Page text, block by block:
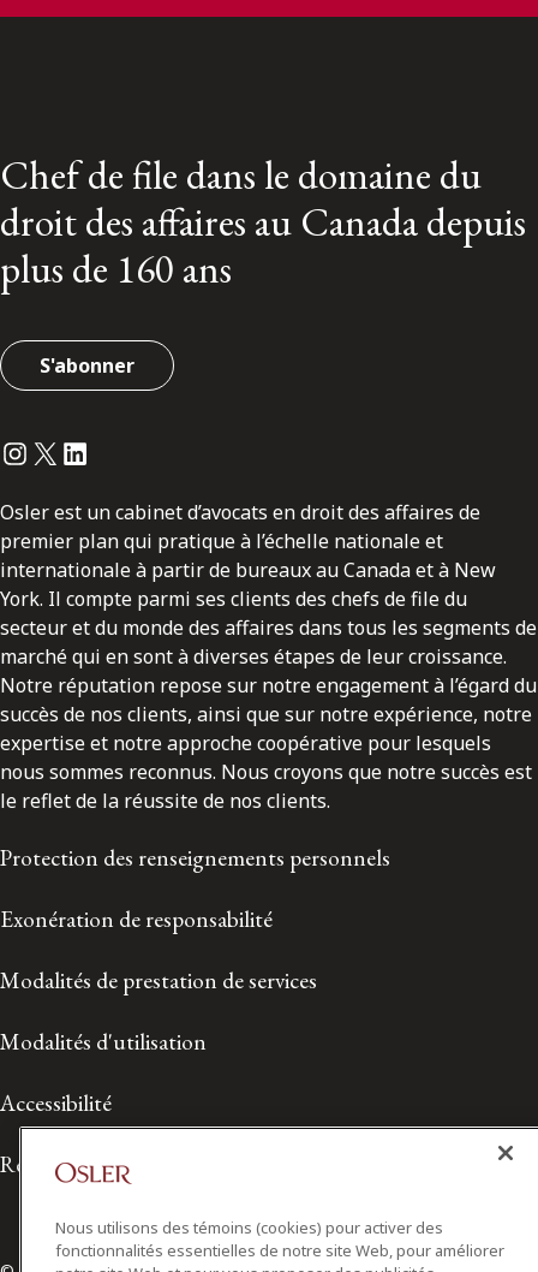
Chef de file dans le domaine du
droit des affaires au Canada depuis
plus de 160 ans
S'abonner
Instagram
Twitter
LinkedIn
Osler est un cabinet d’avocats en droit des affaires de
premier plan qui pratique à l’échelle nationale et
internationale à partir de bureaux au Canada et à New
York. Il compte parmi ses clients des chefs de file du
secteur et du monde des affaires dans tous les segments de
marché qui en sont à diverses étapes de leur croissance.
Notre réputation repose sur notre engagement à l’égard du
succès de nos clients, ainsi que sur notre expérience, notre
expertise et notre approche coopérative pour lesquels
nous sommes reconnus. Nous croyons que notre succès est
le reflet de la réussite de nos clients.
Protection des renseignements personnels
Exonération de responsabilité
Modalités de prestation de services
Modalités d'utilisation
Accessibilité
Relations avec les médias
Nous utilisons des témoins (cookies) pour activer des
fonctionnalités essentielles de notre site Web, pour améliorer